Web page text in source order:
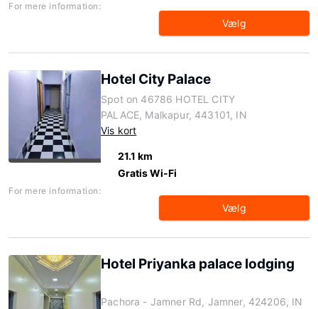
For mere information:
Vælg
Hotel City Palace
Spot on 46786 HOTEL CITY
PALACE, Malkapur, 443101, IN
Vis kort
21.1 km
Gratis Wi-Fi
For mere information:
Vælg
Hotel Priyanka palace lodging
Pachora - Jamner Rd, Jamner, 424206, IN